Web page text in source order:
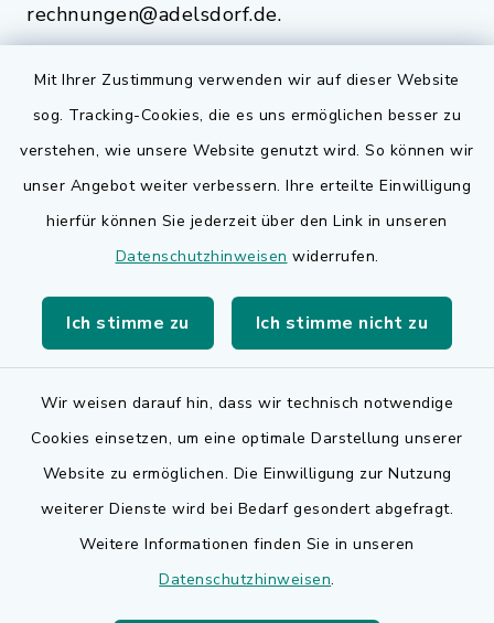
Mit Ihrer Zustimmung verwenden wir auf dieser Website
sog. Tracking-Cookies, die es uns ermöglichen besser zu
verstehen, wie unsere Website genutzt wird. So können wir
unser Angebot weiter verbessern. Ihre erteilte Einwilligung
hierfür können Sie jederzeit über den Link in unseren
Datenschutzhinweisen widerrufen.
Ich stimme zu Ich stimme nicht zu
Wir weisen darauf hin, dass wir technisch notwendige
Cookies einsetzen, um eine optimale Darstellung unserer
Website zu ermöglichen. Die Einwilligung zur Nutzung
weiterer Dienste wird bei Bedarf gesondert abgefragt.
Weitere Informationen finden Sie in unseren
Datenschutzhinweisen.
rechnungen@adelsdorf.de.
Quicklinks
Bauen in Adelsdorf
BayernPortal
Landkreis Erlangen-Höchstadt
Barrierefreiheit